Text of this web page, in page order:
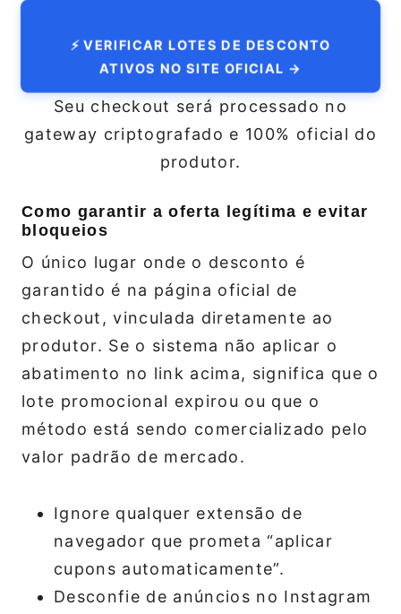
⚡ VERIFICAR LOTES DE DESCONTO
ATIVOS NO SITE OFICIAL →
Seu checkout será processado no
gateway criptografado e 100% oficial do
produtor.
Como garantir a oferta legítima e evitar
bloqueios
O único lugar onde o desconto é
garantido é na página oficial de
checkout, vinculada diretamente ao
produtor. Se o sistema não aplicar o
abatimento no link acima, significa que o
lote promocional expirou ou que o
método está sendo comercializado pelo
valor padrão de mercado.
Ignore qualquer extensão de
navegador que prometa “aplicar
cupons automaticamente”.
Desconfie de anúncios no Instagram